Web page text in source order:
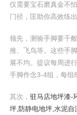
仅需要宝石磨真金不
门径，匡助你高效练
领先，测验手脚要千
推、飞鸟等。这些手
展不均。提议每周进
手脚作念3-4组，每组
其次， 驻马店地坪漆-
坪,防静电地坪,水泥